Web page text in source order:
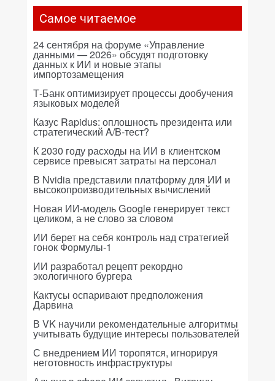
Самое читаемое
24 сентября на форуме «Управление
данными — 2026» обсудят подготовку
данных к ИИ и новые этапы
импортозамещения
Т-Банк оптимизирует процессы дообучения
языковых моделей
Казус Rapidus: оплошность президента или
стратегический A/B-тест?
К 2030 году расходы на ИИ в клиентском
сервисе превысят затраты на персонал
В Nvidia представили платформу для ИИ и
высокопроизводительных вычислений
Новая ИИ-модель Google генерирует текст
целиком, а не слово за словом
ИИ берет на себя контроль над стратегией
гонок Формулы-1
ИИ разработал рецепт рекордно
экологичного бургера
Кактусы оспаривают предположения
Дарвина
В VK научили рекомендательные алгоритмы
учитывать будущие интересы пользователей
С внедрением ИИ торопятся, игнорируя
неготовность инфраструктуры